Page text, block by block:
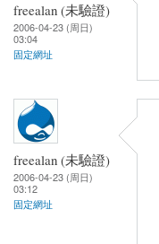
freealan (未驗證)
2006-04-23 (周日)
03:04
固定網址
freealan (未驗證)
2006-04-23 (周日)
03:12
固定網址